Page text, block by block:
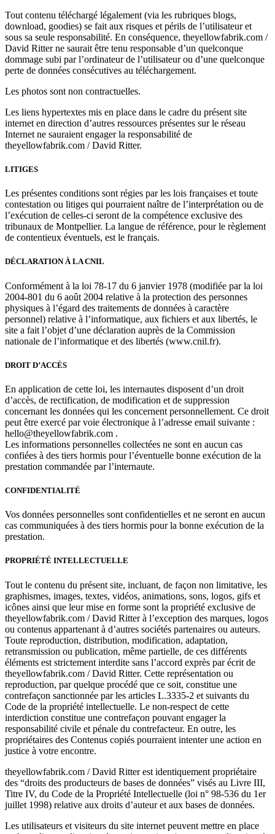
Tout contenu téléchargé légalement (via les rubriques blogs,
download, goodies) se fait aux risques et périls de l’utilisateur et
sous sa seule responsabilité. En conséquence, theyellowfabrik.com /
David Ritter ne saurait être tenu responsable d’un quelconque
dommage subi par l’ordinateur de l’utilisateur ou d’une quelconque
perte de données consécutives au téléchargement.
Les photos sont non contractuelles.
Les liens hypertextes mis en place dans le cadre du présent site
internet en direction d’autres ressources présentes sur le réseau
Internet ne sauraient engager la responsabilité de
theyellowfabrik.com / David Ritter.
LITIGES
Les présentes conditions sont régies par les lois françaises et toute
contestation ou litiges qui pourraient naître de l’interprétation ou de
l’exécution de celles-ci seront de la compétence exclusive des
tribunaux de Montpellier. La langue de référence, pour le règlement
de contentieux éventuels, est le français.
DÉCLARATION À LA CNIL
Conformément à la loi 78-17 du 6 janvier 1978 (modifiée par la loi
2004-801 du 6 août 2004 relative à la protection des personnes
physiques à l’égard des traitements de données à caractère
personnel) relative à l’informatique, aux fichiers et aux libertés, le
site a fait l’objet d’une déclaration auprès de la Commission
nationale de l’informatique et des libertés (www.cnil.fr).
DROIT D’ACCÈS
En application de cette loi, les internautes disposent d’un droit
d’accès, de rectification, de modification et de suppression
concernant les données qui les concernent personnellement. Ce droit
peut être exercé par voie électronique à l’adresse email suivante :
hello@theyellowfabrik.com .
Les informations personnelles collectées ne sont en aucun cas
confiées à des tiers hormis pour l’éventuelle bonne exécution de la
prestation commandée par l’internaute.
CONFIDENTIALITÉ
Vos données personnelles sont confidentielles et ne seront en aucun
cas communiquées à des tiers hormis pour la bonne exécution de la
prestation.
PROPRIÉTÉ INTELLECTUELLE
Tout le contenu du présent site, incluant, de façon non limitative, les
graphismes, images, textes, vidéos, animations, sons, logos, gifs et
icônes ainsi que leur mise en forme sont la propriété exclusive de
theyellowfabrik.com / David Ritter à l’exception des marques, logos
ou contenus appartenant à d’autres sociétés partenaires ou auteurs.
Toute reproduction, distribution, modification, adaptation,
retransmission ou publication, même partielle, de ces différents
éléments est strictement interdite sans l’accord exprès par écrit de
theyellowfabrik.com / David Ritter. Cette représentation ou
reproduction, par quelque procédé que ce soit, constitue une
contrefaçon sanctionnée par les articles L.3335-2 et suivants du
Code de la propriété intellectuelle. Le non-respect de cette
interdiction constitue une contrefaçon pouvant engager la
responsabilité civile et pénale du contrefacteur. En outre, les
propriétaires des Contenus copiés pourraient intenter une action en
justice à votre encontre.
theyellowfabrik.com / David Ritter est identiquement propriétaire
des “droits des producteurs de bases de données” visés au Livre III,
Titre IV, du Code de la Propriété Intellectuelle (loi n° 98-536 du 1er
juillet 1998) relative aux droits d’auteur et aux bases de données.
Les utilisateurs et visiteurs du site internet peuvent mettre en place